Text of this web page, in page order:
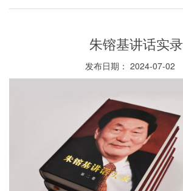
朱镕基讲话实录
发布日期： 2024-07-02